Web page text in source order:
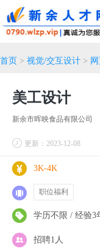
首页 > 视觉/交互设计 >
美工设计
新余市晖映食品有限公司
更新：2023-12-08
3K-4K
职位福利
学历不限 / 经验3
招聘1人